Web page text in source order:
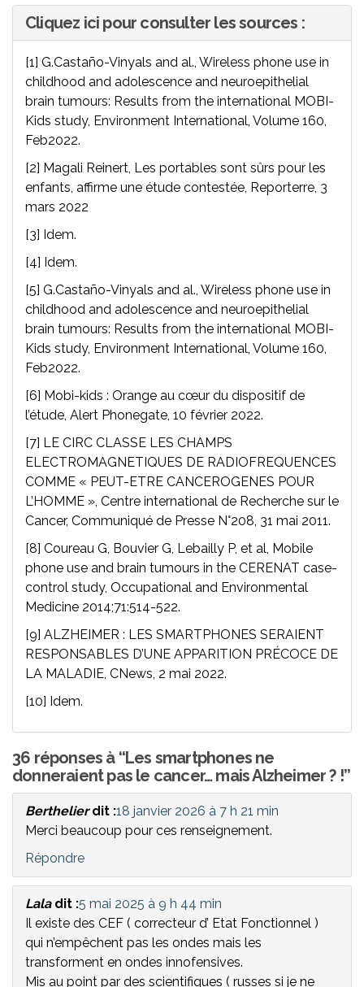
Cliquez ici pour consulter les sources :
[1] G.Castaño-Vinyals and al., Wireless phone use in
childhood and adolescence and neuroepithelial
brain tumours: Results from the international MOBI-
Kids study, Environment International, Volume 160,
Feb2022.
[2] Magali Reinert, Les portables sont sûrs pour les
enfants, affirme une étude contestée, Reporterre, 3
mars 2022
[3] Idem.
[4] Idem.
[5] G.Castaño-Vinyals and al., Wireless phone use in
childhood and adolescence and neuroepithelial
brain tumours: Results from the international MOBI-
Kids study, Environment International, Volume 160,
Feb2022.
[6] Mobi-kids : Orange au cœur du dispositif de
l’étude, Alert Phonegate, 10 février 2022.
[7] LE CIRC CLASSE LES CHAMPS
ELECTROMAGNETIQUES DE RADIOFREQUENCES
COMME « PEUT-ETRE CANCEROGENES POUR
L’HOMME », Centre international de Recherche sur le
Cancer, Communiqué de Presse N°208, 31 mai 2011.
[8] Coureau G, Bouvier G, Lebailly P, et al, Mobile
phone use and brain tumours in the CERENAT case-
control study, Occupational and Environmental
Medicine 2014;71:514-522.
[9] ALZHEIMER : LES SMARTPHONES SERAIENT
RESPONSABLES D’UNE APPARITION PRÉCOCE DE
LA MALADIE, CNews, 2 mai 2022.
[10] Idem.
36 réponses à “Les smartphones ne
donneraient pas le cancer… mais Alzheimer ? !”
Berthelier dit :18 janvier 2026 à 7 h 21 min
Merci beaucoup pour ces renseignement.
Répondre
Lala dit :5 mai 2025 à 9 h 44 min
Il existe des CEF ( correcteur d’ Etat Fonctionnel )
qui n’empêchent pas les ondes mais les
transforment en ondes innofensives.
Mis au point par des scientifiques ( russes si je ne